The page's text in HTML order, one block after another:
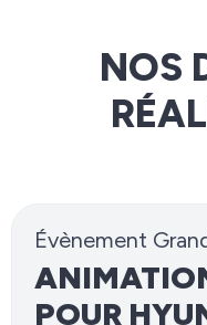
NOS
Évènement
POUR